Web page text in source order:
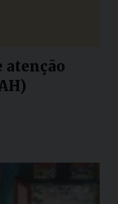
atenção